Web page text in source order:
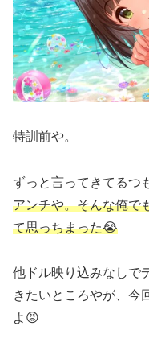
特訓前や。
ずっと言ってきてるつ
アンチや。そんな俺で
て思っちまった😭
他ドル映り込みなしで
きたいところやが、今
よ😡